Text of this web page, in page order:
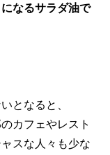
なるサラダ油で
となると、
カフェやレスト
スな人々も少な